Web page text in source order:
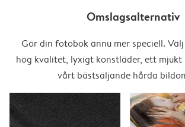
Omslagsalternativ
Gör din fotobok ännu mer speciell.
hög kvalitet, lyxigt konstläder, ett mjukt
vårt bästsäljande hårda